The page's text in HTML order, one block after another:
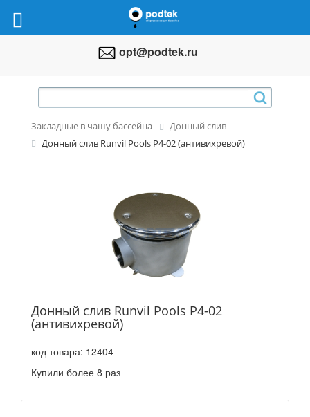
opt@podtek.ru
Закладные в чашу бассейна
Донный слив
Донный слив Runvil Pools P4-02 (антивихревой)
Донный слив Runvil Pools P4-02
(антивихревой)
код товара: 12404
Купили более 8 раз